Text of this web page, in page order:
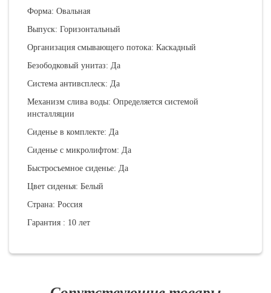
Форма: Овальная
Выпуск: Горизонтальный
Организация смывающего потока: Каскадный
Безободковый унитаз: Да
Система антивсплеск: Да
Механизм слива воды: Определяется системой
инсталляции
Сиденье в комплекте: Да
Сиденье с микролифтом: Да
Быстросъемное сиденье: Да
Цвет сиденья: Белый
Страна: Россия
Гарантия : 10 лет